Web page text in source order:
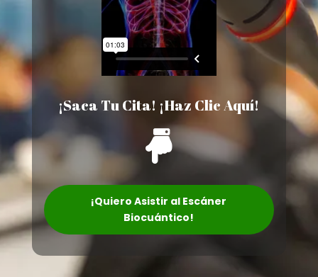
¡Saca Tu Cita! ¡Haz Clic Aquí!

¡Quiero Asistir al Escáner
Biocuántico!